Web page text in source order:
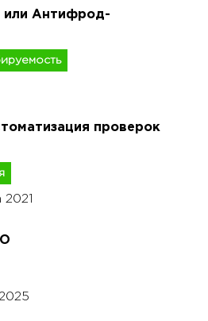
или Антифрод-
проверок